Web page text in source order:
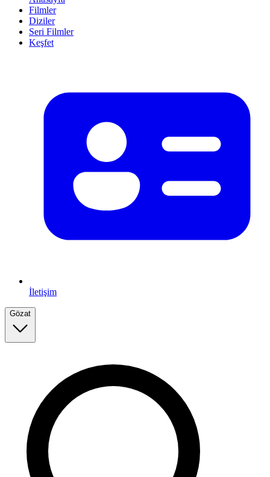
Filmler
Diziler
Seri Filmler
Keşfet
İletişim
Gözat